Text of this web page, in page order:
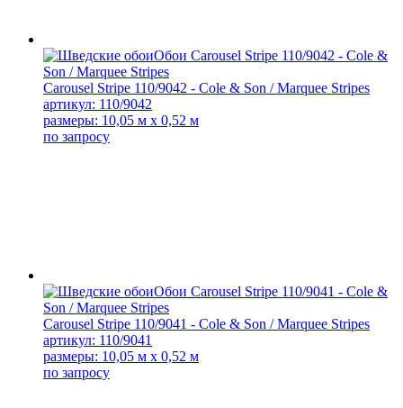
Carousel Stripe 110/9042 - Cole & Son / Marquee Stripes
артикул: 110/9042
размеры: 10,05 м x 0,52 м
по запросу
Carousel Stripe 110/9041 - Cole & Son / Marquee Stripes
артикул: 110/9041
размеры: 10,05 м x 0,52 м
по запросу